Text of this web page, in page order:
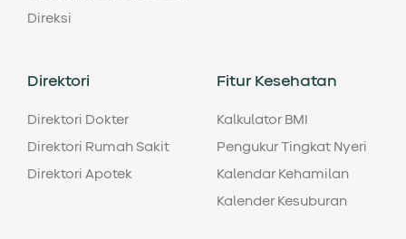
Direksi
Direktori
Direktori Dokter
Direktori Rumah Sakit
Direktori Apotek
Fitur Kesehatan
Kalkulator BMI
Pengukur Tingkat Nyeri
Kalendar Kehamilan
Kalender Kesuburan